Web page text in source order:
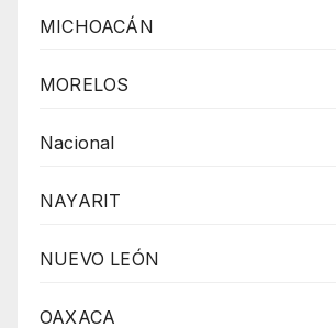
MICHOACÁN
MORELOS
Nacional
NAYARIT
NUEVO LEÓN
OAXACA